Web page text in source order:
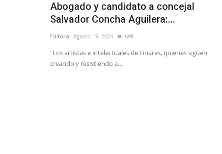
Abogado y candidato a concejal
Salvador Concha Aguilera:...
Editora Agosto 19, 2024 698
"Los artistas e intelectuales de Linares, quienes siguen
creando y resistiendo a...